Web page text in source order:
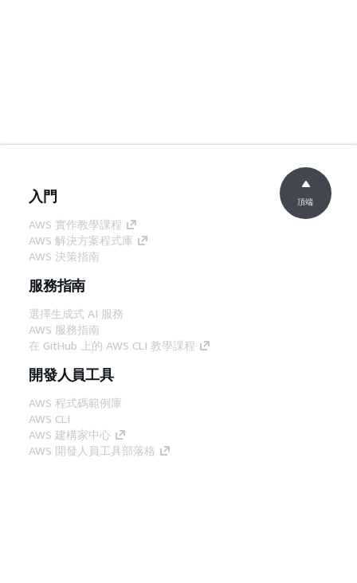
入門
AWS 實作教學課程
AWS 解決方案程式庫
AWS 決策指南
服務指南
選擇生成式 AI 服務
AWS 服務指南
在 GitHub 上的 AWS CLI 教學課程
開發人員工具
AWS 程式碼範例庫
AWS CLI
AWS 建構家中心
AWS 開發人員工具部落格
頂端